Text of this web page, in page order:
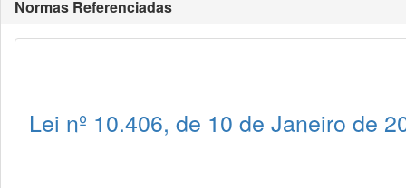
Normas Referenciadas
Lei nº 10.406, de 10 de Janeiro de